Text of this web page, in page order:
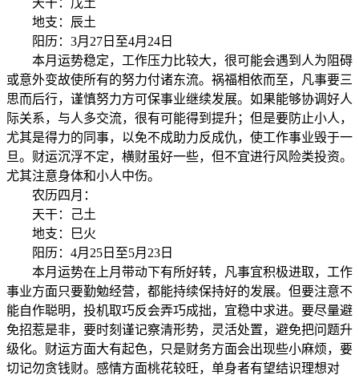
地支：辰土
阳历：3月27日至4月24日
本月运势稳定，工作压力比较大，很可能会遇到人为阻碍
或意外变故使所有的努力付诸东流。祸福相依而至，凡事要三
思而后行，谨慎努力方可保事业继续发展。如果能够协调好人
际关系，与人多交流，很有可能得到提升；但是要防止小人，
尤其是得力的同事，以免不成助力反成仇，使工作事业毁于一
旦。财运沉浮不定，横财虽好一些，但不宜进行风险类投资。
尤其注意身体和小人中伤。
农历四月：
天干：己土
地支：巳火
阳历：4月25日至5月23日
本月运势在上月带动下有所好转，凡事宜积极进取，工作
事业方面只要勤勉经营，都能持续保持好的发展。但要注意不
能自作聪明，投机取巧反会弄巧成拙，宜稳中求进。要尽量避
免招惹是非，要时刻谨记察清形势，灵活处置，避免把问题升
级化。财运方面大有起色，只是财务方面会出现些小麻烦，要
切记勿贪钱财。感情方面桃花较旺，单身者有望结识理想对